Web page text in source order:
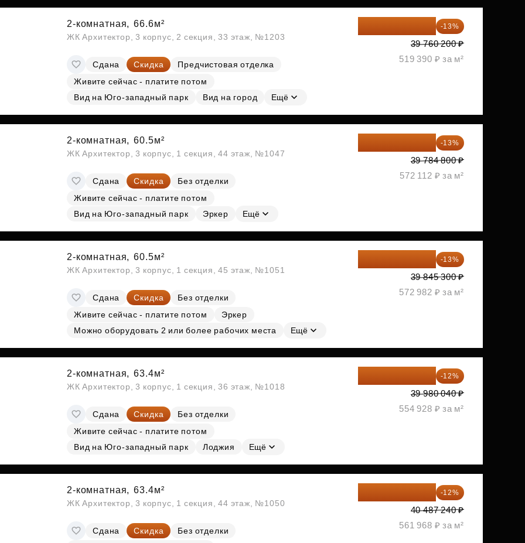
2-комнатная, 66.6м²
ЖК Архитектор, 3 корпус, 2 секция, 33 этаж, №1203
Сдана Скидка
Предчистовая отделка
Живите сейчас - платите потом
Вид на Юго-западный парк
Вид на город Ещё
-13%
39 760 200 ₽
519 390 ₽ за м²
2-комнатная, 60.5м²
ЖК Архитектор, 3 корпус, 1 секция, 44 этаж, №1047
Сдана Скидка
Без отделки
Живите сейчас - платите потом
Вид на Юго-западный парк
Эркер Ещё
-13%
39 784 800 ₽
572 112 ₽ за м²
2-комнатная, 60.5м²
ЖК Архитектор, 3 корпус, 1 секция, 45 этаж, №1051
Сдана Скидка
Без отделки
Живите сейчас - платите потом
Эркер
Можно оборудовать 2 или более рабочих места
Ещё
-13%
39 845 300 ₽
572 982 ₽ за м²
2-комнатная, 63.4м²
ЖК Архитектор, 3 корпус, 1 секция, 36 этаж, №1018
Сдана Скидка
Без отделки
Живите сейчас - платите потом
Вид на Юго-западный парк
Лоджия Ещё
-12%
39 980 040 ₽
554 928 ₽ за м²
2-комнатная, 63.4м²
ЖК Архитектор, 3 корпус, 1 секция, 44 этаж, №1050
Сдана Скидка Без отделки
-12%
40 487 240 ₽
561 968 ₽ за м²